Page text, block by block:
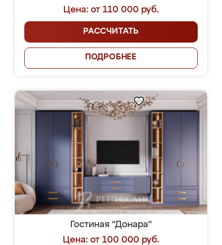
Цена: от 110 000 руб.
РАССЧИТАТЬ
ПОДРОБНЕЕ
Гостиная "Донара"
Цена: от 100 000 руб.